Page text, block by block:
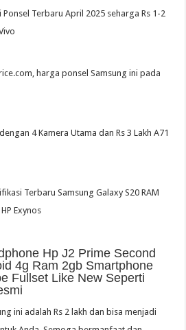
Ponsel Terbaru April 2025 seharga Rs 1-2
harga ponsel Samsung ini pada
4 Kamera Utama dan Rs 3 Lakh A71
Terbaru Samsung Galaxy S20 RAM
Exynos
Hp J2 Prime Second
4g Ram 2gb Smartphone
Fullset Like New Seperti
ini adalah Rs 2 lakh dan bisa menjadi